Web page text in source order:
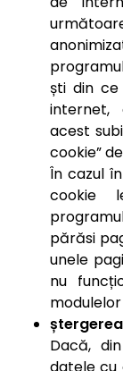
ști din
internet,
acest
cookie”
În cazul
cookie
părăsi
unele
nu
Dacă,